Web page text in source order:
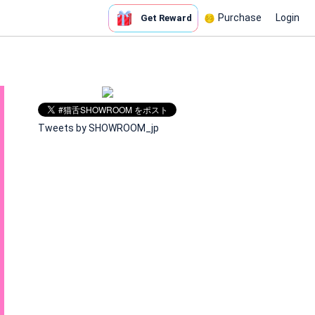
Get Reward Purchase Login
Tweets by SHOWROOM_jp